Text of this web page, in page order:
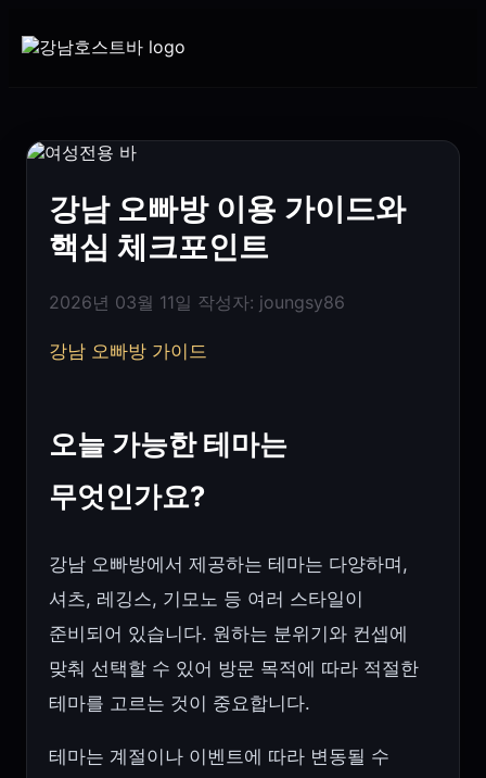
강남 오빠방 이용 가이드와
핵심 체크포인트
2026년 03월 11일 작성자: joungsy86
강남 오빠방 가이드
오늘 가능한 테마는
무엇인가요?
강남 오빠방에서 제공하는 테마는 다양하며,
셔츠, 레깅스, 기모노 등 여러 스타일이
준비되어 있습니다. 원하는 분위기와 컨셉에
맞춰 선택할 수 있어 방문 목적에 따라 적절한
테마를 고르는 것이 중요합니다.
테마는 계절이나 이벤트에 따라 변동될 수